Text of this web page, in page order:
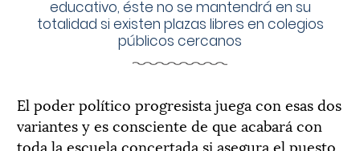
educativo, éste no se mantendrá en su
totalidad si existen plazas libres en colegios
públicos cercanos
El poder político progresista juega con esas dos
variantes y es consciente de que acabará con
toda la escuela concertada si asegura el puesto